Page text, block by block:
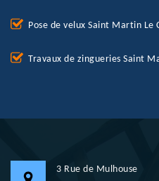
Pose de velux Saint Martin Le
Travaux de zingueries Saint
3 Rue de Mulhouse